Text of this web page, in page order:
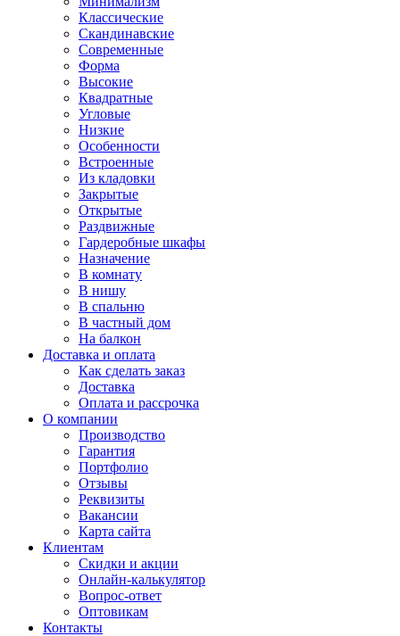
Классические
Скандинавские
Современные
Форма
Высокие
Квадратные
Угловые
Низкие
Особенности
Встроенные
Из кладовки
Закрытые
Открытые
Раздвижные
Гардеробные шкафы
Назначение
В комнату
В нишу
В спальню
В частный дом
На балкон
Доставка и оплата
Как сделать заказ
Доставка
Оплата и рассрочка
О компании
Производство
Гарантия
Портфолио
Отзывы
Реквизиты
Вакансии
Карта сайта
Клиентам
Скидки и акции
Онлайн-калькулятор
Вопрос-ответ
Оптовикам
Контакты